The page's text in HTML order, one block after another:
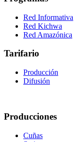
Red Informativa
Red Kichwa
Red Amazónica
Tarifario
Producción
Difusión
Producciones
Cuñas